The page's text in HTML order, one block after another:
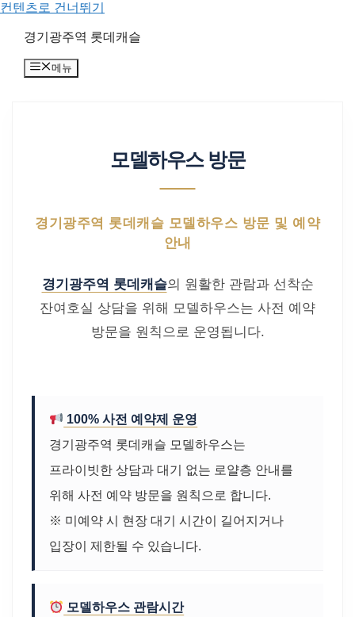
컨텐츠로 건너뛰기
경기광주역 롯데캐슬
메뉴
모델하우스 방문
경기광주역 롯데캐슬 모델하우스 방문 및 예약
안내
경기광주역 롯데캐슬의 원활한 관람과 선착순
잔여호실 상담을 위해 모델하우스는 사전 예약
방문을 원칙으로 운영됩니다.
100% 사전 예약제 운영
경기광주역 롯데캐슬 모델하우스는
프라이빗한 상담과 대기 없는 로얄층 안내를
위해 사전 예약 방문을 원칙으로 합니다.
※ 미예약 시 현장 대기 시간이 길어지거나
입장이 제한될 수 있습니다.
모델하우스 관람시간